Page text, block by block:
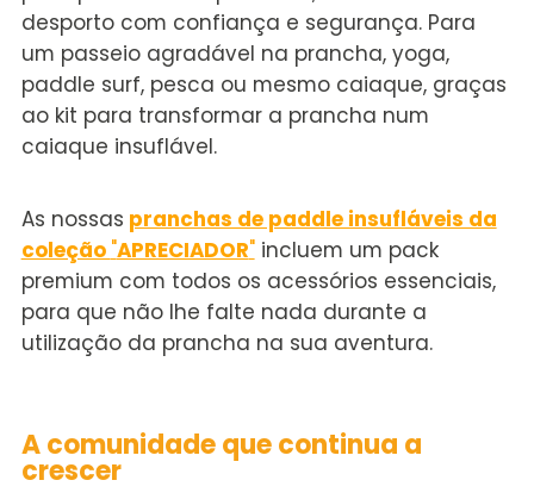
desporto com confiança e segurança. Para
um passeio agradável na prancha, yoga,
paddle surf, pesca ou mesmo caiaque, graças
ao kit para transformar a prancha num
caiaque insuflável.
As nossas pranchas de paddle insufláveis da
coleção "APRECIADOR"incluem um pack
premium com todos os acessórios essenciais,
para que não lhe falte nada durante a
utilização da prancha na sua aventura.
A comunidadeque continua a
crescer